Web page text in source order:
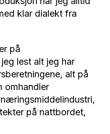
klar dialekt fra
på
lest alt jeg har
alt på
omhandler
på nattbordet,